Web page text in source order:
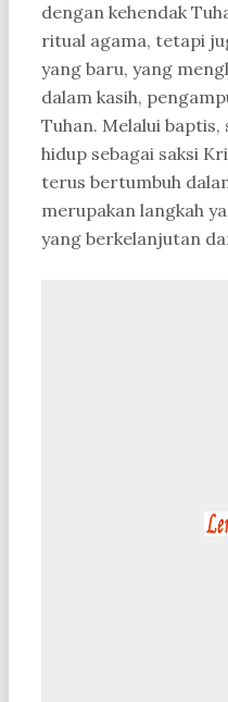
dengan kehendak
ritual agama, tetapi
yang baru, yang
dalam kasih,
Tuhan. Melalui
hidup sebagai saksi
terus bertumbuh
merupakan langkah
yang berkelanjutan